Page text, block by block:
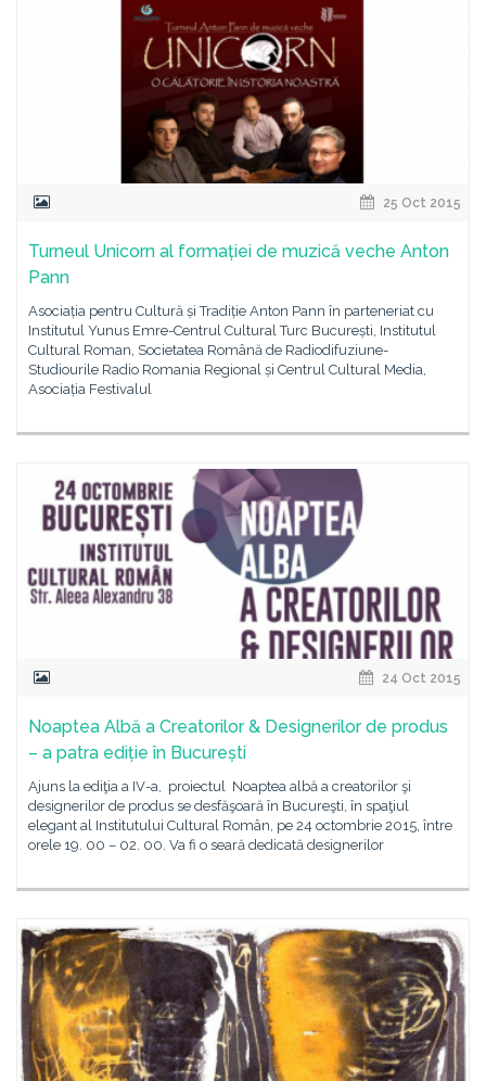
25 Oct 2015
Turneul Unicorn al formației de muzică veche Anton
Pann
Asociația pentru Cultură și Tradiție Anton Pann în parteneriat cu
Institutul Yunus Emre-Centrul Cultural Turc București, Institutul
Cultural Roman, Societatea Română de Radiodifuziune-
Studiourile Radio Romania Regional și Centrul Cultural Media,
Asociația Festivalul
24 Oct 2015
Noaptea Albă a Creatorilor & Designerilor de produs
– a patra ediție în București
Ajuns la ediţia a IV-a, proiectul Noaptea albă a creatorilor şi
designerilor de produs se desfăşoară în Bucureşti, în spaţiul
elegant al Institutului Cultural Român, pe 24 octombrie 2015, între
orele 19. 00 – 02. 00. Va fi o seară dedicată designerilor